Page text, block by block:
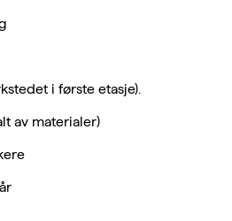
i første etasje).
av materialer)